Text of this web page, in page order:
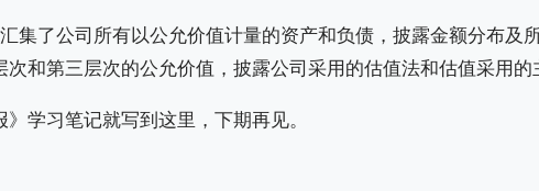
汇集了公司所有以公允价值计量的资产和负债，披露金额分布及
和第三层次的公允价值，披露公司采用的估值法和估值采用的
学习笔记就写到这里，下期再见。